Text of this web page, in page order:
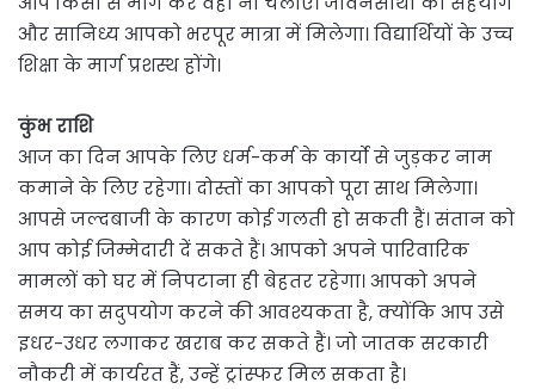
और सानिध्य आपको भरपूर मात्रा में मिलेगा। विद्यार्थियों के उच्च
शिक्षा के मार्ग प्रशस्थ होंगे।
कुंभ राशि
आज का दिन आपके लिए धर्म-कर्म के कार्यो से जुड़कर नाम
कमाने के लिए रहेगा। दोस्तों का आपको पूरा साथ मिलेगा।
आपसे जल्दबाजी के कारण कोई गलती हो सकती हैं। संतान को
आप कोई जिम्मेदारी दें सकते हैं। आपको अपने पारिवारिक
मामलों को घर में निपटाना ही बेहतर रहेगा। आपको अपने
समय का सदुपयोग करने की आवश्यकता है, क्योंकि आप उसे
इधर-उधर लगाकर खराब कर सकते हैं। जो जातक सरकारी
नौकरी में कार्यरत हैं, उन्हें ट्रांस्फर मिल सकता है।